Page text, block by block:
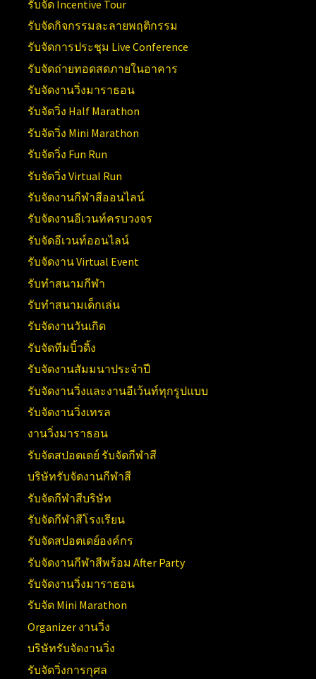
รับจัด Incentive Tour
รับจัดกิจกรรมละลายพฤติกรรม
รับจัดการประชุม Live Conference
รับจัดถ่ายทอดสดภายในอาคาร
รับจัดงานวิ่งมาราธอน
รับจัดวิ่ง Half Marathon
รับจัดวิ่ง Mini Marathon
รับจัดวิ่ง Fun Run
รับจัดวิ่ง Virtual Run
รับจัดงานกีฬาสีออนไลน์
รับจัดงานอีเวนท์ครบวงจร
รับจัดอีเวนท์ออนไลน์
รับจัดงาน Virtual Event
รับทำสนามกีฬา
รับทำสนามเด็กเล่น
รับจัดงานวันเกิด
รับจัดทีมบิ้วดิ้ง
รับจัดงานสัมมนาประจำปี
รับจัดงานวิ่งและงานอีเว้นท์ทุกรูปแบบ
รับจัดงานวิ่งเทรล
งานวิ่งมาราธอน
รับจัดสปอตเดย์ รับจัดกีฬาสี
บริษัทรับจัดงานกีฬาสี
รับจัดกีฬาสีบริษัท
รับจัดกีฬาสีโรงเรียน
รับจัดสปอตเดย์องค์กร
รับจัดงานกีฬาสีพร้อม After Party
รับจัดงานวิ่งมาราธอน
รับจัด Mini Marathon
Organizer งานวิ่ง
บริษัทรับจัดงานวิ่ง
รับจัดวิ่งการกุศล